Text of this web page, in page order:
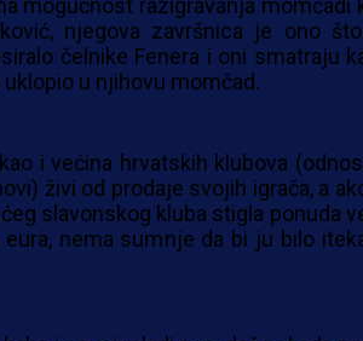
mogućnost razigravanja momčadi
njegova završnica je ono
čelnike Fenera i oni smatraju
u njihovu momčad.
i većina hrvatskih klubova
živi od prodaje svojih igrača, a
slavonskog kluba stigla ponuda
nema sumnje da bi ju bilo